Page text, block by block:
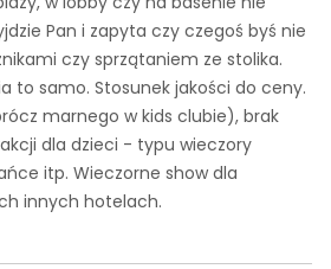
Pan i zapyta czy czegoś byś nie
czy sprzątaniem ze stolika.
to samo. Stosunek jakości do ceny.
marnego w kids clubie), brak
dla dzieci - typu wieczory
itp. Wieczorne show dla
innych hotelach.